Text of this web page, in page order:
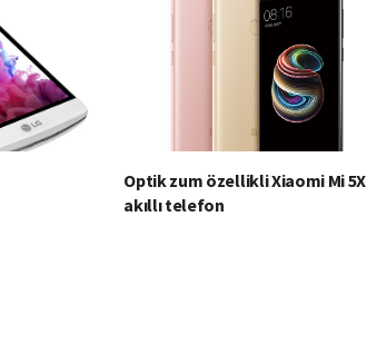
Optik zum özellikli Xiaomi Mi 5X
akıllı telefon